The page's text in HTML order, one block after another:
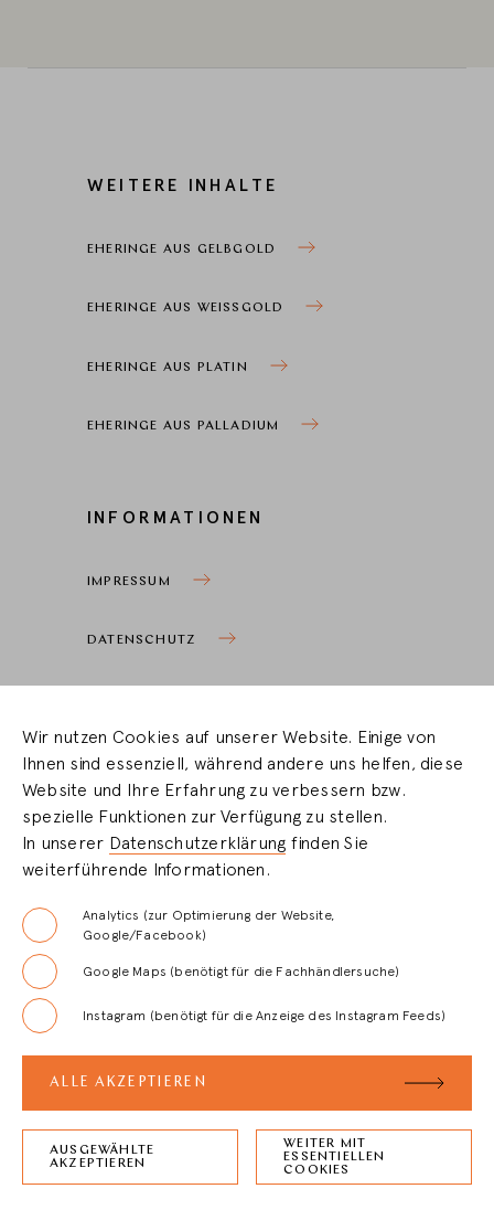
WEITERE INHALTE
EHERINGE AUS GELBGOLD
EHERINGE AUS WEISSGOLD
EHERINGE AUS PLATIN
EHERINGE AUS PALLADIUM
INFORMATIONEN
IMPRESSUM
DATENSCHUTZ
HÄNDLERBEREICH
LOGIN
REGISTRIERUNG
FAQ
ZURÜCK ZUM SEITENANFANG
Wir nutzen Cookies auf unserer Website. Einige von
Ihnen sind essenziell, während andere uns helfen, diese
Website und Ihre Erfahrung zu verbessern bzw.
spezielle Funktionen zur Verfügung zu stellen.
In unserer Datenschutzerklärung finden Sie
weiterführende Informationen.
Analytics (zur Optimierung der Website,
Google/Facebook)
Google Maps (benötigt für die Fachhändlersuche)
Instagram (benötigt für die Anzeige des Instagram Feeds)
ALLE AKZEPTIEREN
AUSGEWÄHLTE
AKZEPTIEREN
WEITER MIT
ESSENTIELLEN
COOKIES